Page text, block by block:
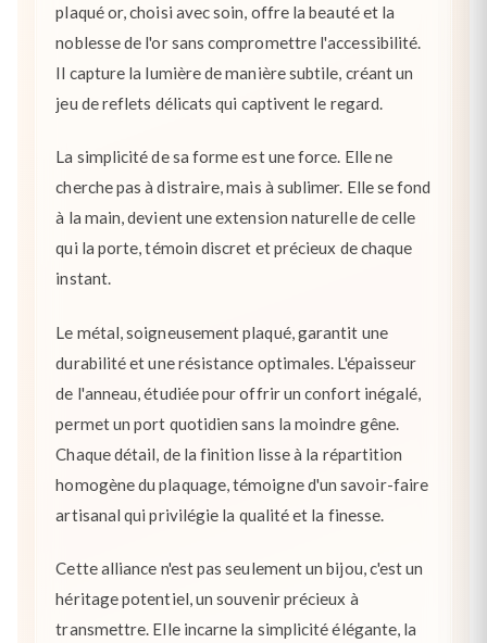
plaqué or, choisi avec soin, offre la beauté et la
noblesse de l'or sans compromettre l'accessibilité.
Il capture la lumière de manière subtile, créant un
jeu de reflets délicats qui captivent le regard.
La simplicité de sa forme est une force. Elle ne
cherche pas à distraire, mais à sublimer. Elle se fond
à la main, devient une extension naturelle de celle
qui la porte, témoin discret et précieux de chaque
instant.
Le métal, soigneusement plaqué, garantit une
durabilité et une résistance optimales. L'épaisseur
de l'anneau, étudiée pour offrir un confort inégalé,
permet un port quotidien sans la moindre gêne.
Chaque détail, de la finition lisse à la répartition
homogène du plaquage, témoigne d'un savoir-faire
artisanal qui privilégie la qualité et la finesse.
Cette alliance n'est pas seulement un bijou, c'est un
héritage potentiel, un souvenir précieux à
transmettre. Elle incarne la simplicité élégante, la